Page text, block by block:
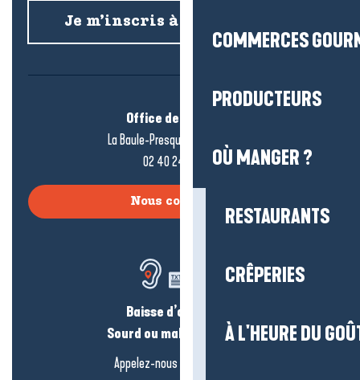
COMMERCES
PRODUCTEURS
OÙ MANGER ?
RESTAURANTS
CRÊPERIES
À L'HEURE DU
Je m’inscris à la newsletter
Office de tourisme
La Baule-Presqu’île de Guérande
02 40 24 34 44
Nous contacter
Baisse d’audition ?
Sourd ou malentendant ?
Appelez-nous en